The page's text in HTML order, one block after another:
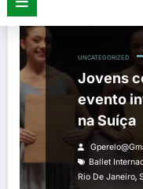
UNCATEGORIZED
Jovens
evento
na Suíça
Ballet
Rio De Janeiro,